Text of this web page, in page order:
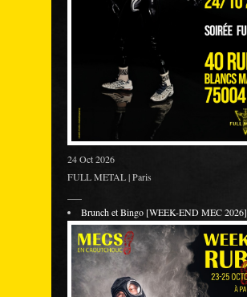
24 Oct 2026
FULL METAL | Paris
Brunch et Bingo [WEEK-END MEC 2026]